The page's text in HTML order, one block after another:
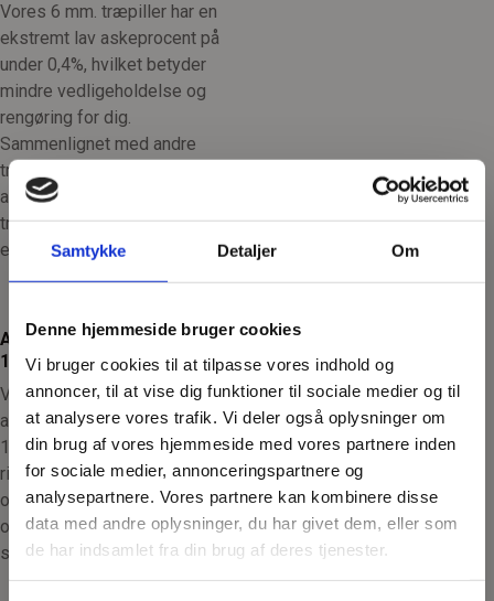
Samtykke Detaljer Om
Denne hjemmeside bruger cookies
Vi bruger cookies til at tilpasse vores indhold og
annoncer, til at vise dig funktioner til sociale medier og til
at analysere vores trafik. Vi deler også oplysninger om
din brug af vores hjemmeside med vores partnere inden
for sociale medier, annonceringspartnere og
analysepartnere. Vores partnere kan kombinere disse
data med andre oplysninger, du har givet dem, eller som
de har indsamlet fra din brug af deres tjenester.
Vores 6 mm. træpiller har en
ekstremt lav askeprocent på
under 0,4%, hvilket betyder
mindre vedligeholdelse og
rengøring for dig.
Sammenlignet med andre
træpiller, der ofte har 3-5%
askeindhold, sikrer vores
træpiller en renere og mere
effektiv opvarmning.
Askesmeltepunkt på
1400°C:
Vores træpiller har et
askesmeltepunkt på hele
1400°C, hvilket reducerer
risikoen for slagger i pilleovne
og pillefyr. Dette sikrer en ren
og problemfri forbrænding,
selv ved høj varme.